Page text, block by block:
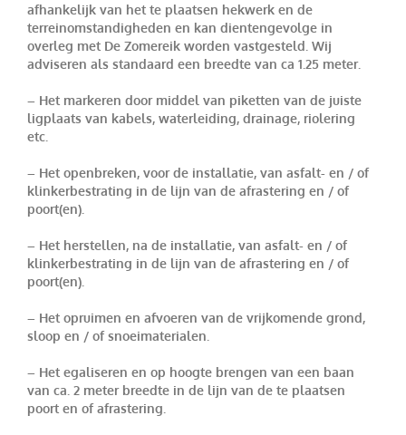
afhankelijk van het te plaatsen hekwerk en de
terreinomstandigheden en kan dientengevolge in
overleg met De Zomereik worden vastgesteld. Wij
adviseren als standaard een breedte van ca 1.25 meter.
– Het markeren door middel van piketten van de juiste
ligplaats van kabels, waterleiding, drainage, riolering
etc.
– Het openbreken, voor de installatie, van asfalt- en / of
klinkerbestrating in de lijn van de afrastering en / of
poort(en).
– Het herstellen, na de installatie, van asfalt- en / of
klinkerbestrating in de lijn van de afrastering en / of
poort(en).
– Het opruimen en afvoeren van de vrijkomende grond,
sloop en / of snoeimaterialen.
– Het egaliseren en op hoogte brengen van een baan
van ca. 2 meter breedte in de lijn van de te plaatsen
poort en of afrastering.